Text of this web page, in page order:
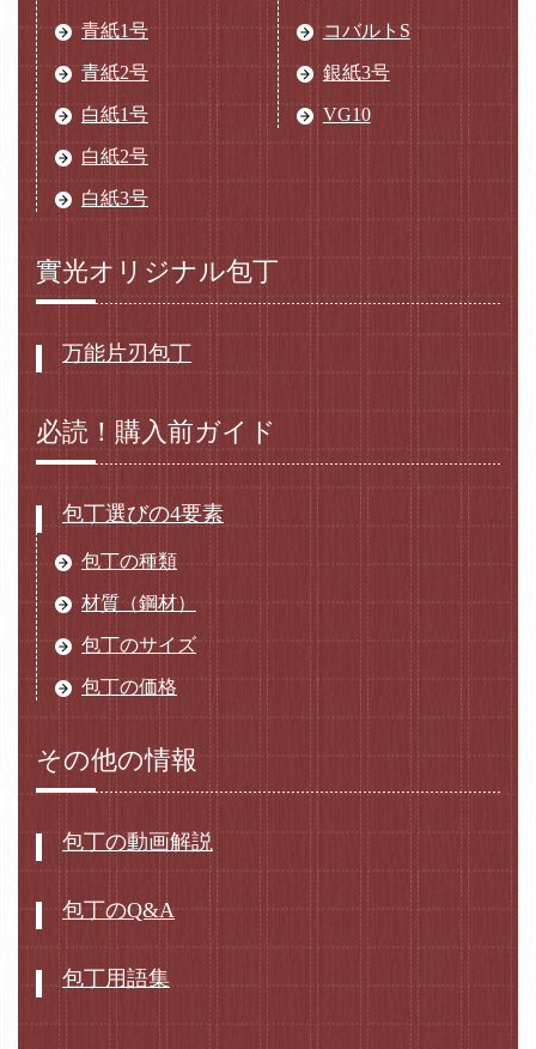
青紙1号
青紙2号
白紙1号
白紙2号
白紙3号
コバルトS
銀紙3号
VG10
實光オリジナル包丁
万能片刃包丁
必読！購入前ガイド
包丁選びの4要素
包丁の種類
材質（鋼材）
包丁のサイズ
包丁の価格
その他の情報
包丁の動画解説
包丁のQ&A
包丁用語集